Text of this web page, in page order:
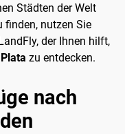
Städten der Welt
finden, nutzen Sie
der Ihnen hilft,
zu entdecken.
nach